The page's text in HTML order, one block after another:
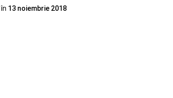
în 13 noiembrie 2018